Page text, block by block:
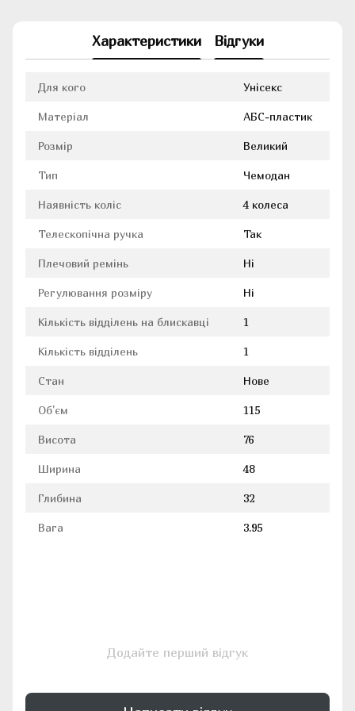
Характеристики Відгуки
Для кого Унісекс
Матеріал АБС-пластик
Розмір Великий
Тип Чемодан
Наявність коліс 4 колеса
Телескопічна ручка Так
Плечовий ремінь Ні
Регулювання розміру Ні
Кількість відділень на блискавці 1
Кількість відділень 1
Стан Нове
Об'єм 115
Висота 76
Ширина 48
Глибина 32
Вага 3.95
Додайте перший відгук